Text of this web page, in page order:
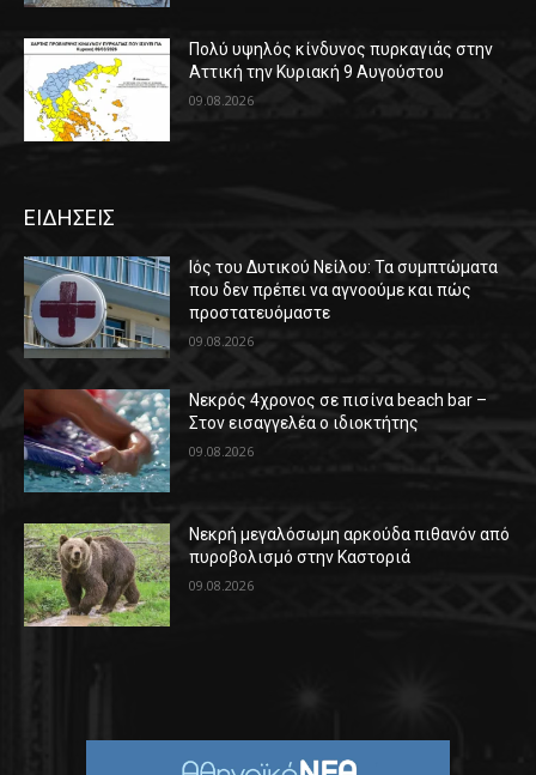
Πολύ υψηλός κίνδυνος πυρκαγιάς στην
Αττική την Κυριακή 9 Αυγούστου
09.08.2026
ΕΙΔΗΣΕΙΣ
Ιός του Δυτικού Νείλου: Τα συμπτώματα
που δεν πρέπει να αγνοούμε και πώς
προστατευόμαστε
09.08.2026
Νεκρός 4χρονος σε πισίνα beach bar –
Στον εισαγγελέα ο ιδιοκτήτης
09.08.2026
Νεκρή μεγαλόσωμη αρκούδα πιθανόν από
πυροβολισμό στην Καστοριά
09.08.2026